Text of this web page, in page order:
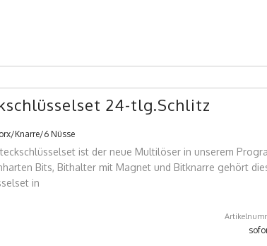
24-tlg.Schlitz
Knarre/6 Nüsse
ist der neue Multilöser in unserem
Bits, Bithalter mit Magnet und Bitknarre gehört
in